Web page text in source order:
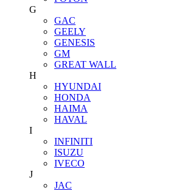
G
GAC
GEELY
GENESIS
GM
GREAT WALL
H
HYUNDAI
HONDA
HAIMA
HAVAL
I
INFINITI
ISUZU
IVECO
J
JAC